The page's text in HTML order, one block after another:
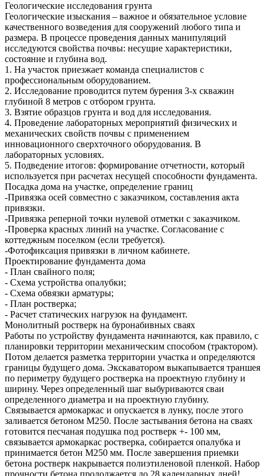
Геологические исследования грунта
Геологические изыскания – важное и обязательное условие
качественного возведения для сооружений любого типа и
размера. В процессе проведения данных манипуляций
исследуются свойства почвы: несущие характеристики,
состояние и глубина вод.
1. На участок приезжает команда специалистов с
профессиональным оборудованием.
2. Исследование проводится путем бурения 3-х скважин
глубиной 8 метров с отбором грунта.
3. Взятие образцов грунта и вод для исследования.
4. Проведение лабораторных мероприятий физических и
механических свойств почвы с применением
инновационного сверхточного оборудования. В
лабораторных условиях.
5. Подведение итогов: формирование отчетности, который
используется при расчетах несущей способности фундамента.
Посадка дома на участке, определение границ
-Привязка осей совместно с заказчиком, составления акта
привязки.
-Привязка реперной точки нулевой отметки с заказчиком.
-Проверка красных линий на участке. Согласование с
коттеджным поселком (если требуется).
-Фотофиксация привязки в личном кабинете.
Проектирование фундамента дома
- План свайного поля;
- Схема устройства опалубки;
- Схема обвязки арматуры;
- План ростверка;
- Расчет статических нагрузок на фундамент.
Монолитный ростверк на буронабивных сваях
Работы по устройству фундамента начинаются, как правило, с
планировки территории механическим способом (трактором).
Потом делается разметка территории участка и определяются
границы будущего дома. Экскаватором выкапывается траншея
по периметру будущего ростверка на проектную глубину и
ширину. Через определенный шаг выбуриваются сваи
определенного диаметра и на проектную глубину.
Связывается армокаркас и опускается в лунку, после этого
заливается бетоном М250. После застывания бетона на сваях
готовится песчаная подушка под ростверк +- 100 мм,
связывается армокаркас ростверка, собирается опалубка и
принимается бетон М250 мм. После завершения приемки
бетона ростверк накрывается полиэтиленовой пленкой. Набор